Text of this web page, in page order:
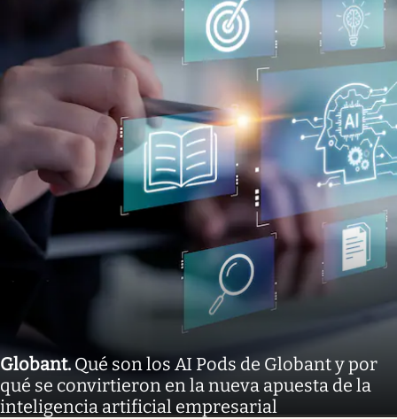
Globant.Qué son los AI Pods de Globant y por
qué se convirtieron en la nueva apuesta de la
inteligencia artificial empresarial